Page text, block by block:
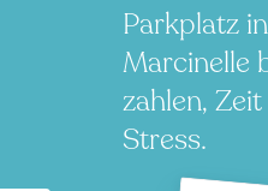
Parkplatz
Marcinelle
zahlen,
Stress.